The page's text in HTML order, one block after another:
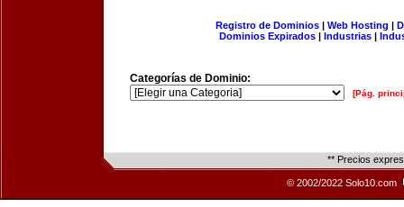
Registro de Dominios| Web Hosting |
Dominios Expirados | Industrias |
Categorías de Dominio:
[Pág.
** Precios
© 2002/2022 Solo10.com